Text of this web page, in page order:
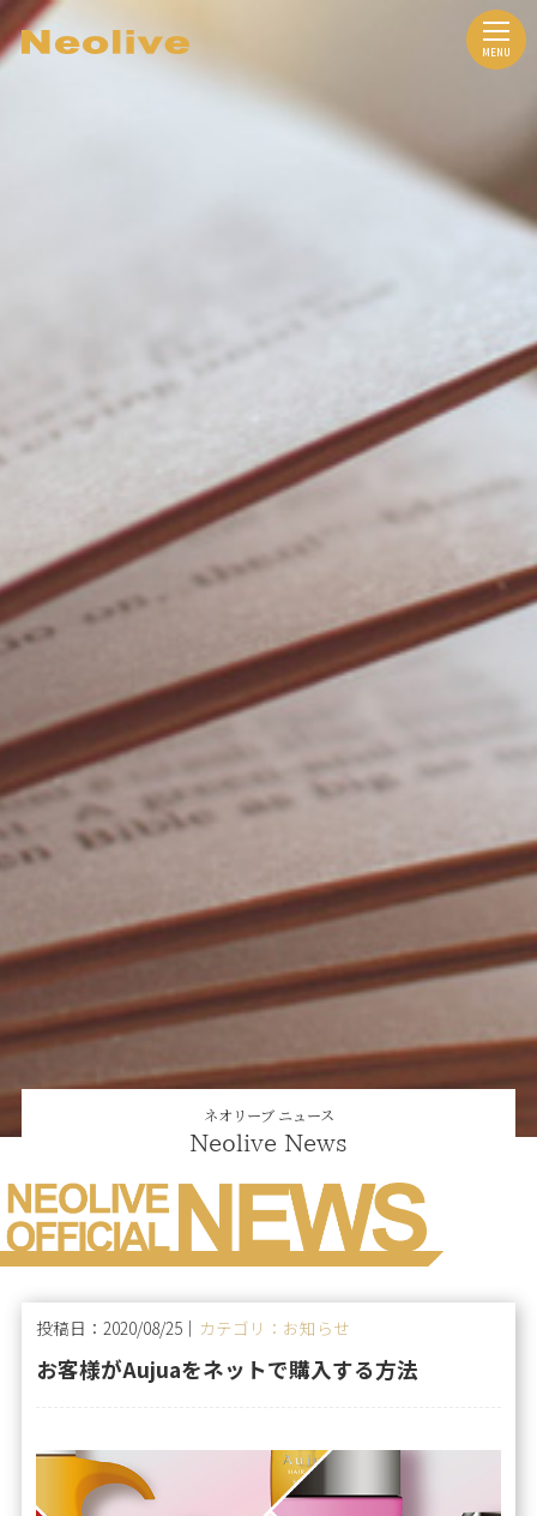
ネオリーブ ニュース
Neolive News
投稿日：2020/08/25｜ カテゴリ：お知らせ
お客様がAujuaをネットで購入する方法